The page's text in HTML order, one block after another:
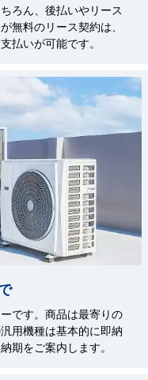
ろん、後払いやリース
無料のリース契約は、
払いが可能です。
です。商品は最寄りの
用機種は基本的に即納
期をご案内します。